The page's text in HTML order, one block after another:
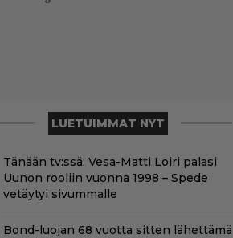
LUETUIMMAT NYT
Tänään tv:ssä: Vesa-Matti Loiri palasi
Uunon rooliin vuonna 1998 – Spede
vetäytyi sivummalle
Bond-luojan 68 vuotta sitten lähettämä